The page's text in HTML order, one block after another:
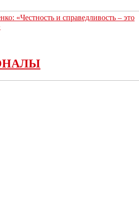
«Честность и справедливость – это